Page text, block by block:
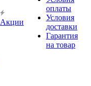
Акции
оплаты
Условия
доставки
Гарантия
на товар